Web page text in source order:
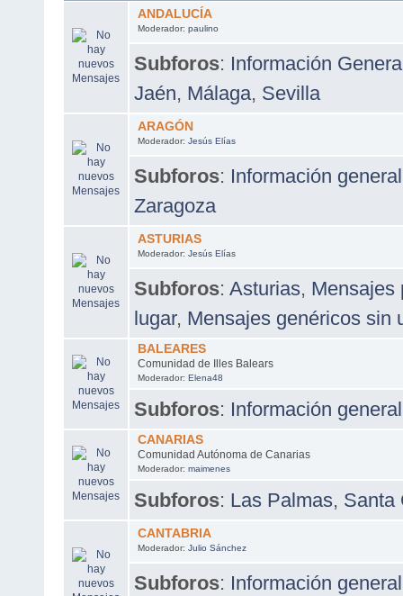
ANDALUCÍA
Moderador: paulino
Subforos: Información
Jaén, Málaga, Sevilla
ARAGÓN
Moderador: Jesús Elías
Subforos: Información general
Zaragoza
ASTURIAS
Moderador: Jesús Elías
Subforos: Asturias, Mensajes
lugar, Mensajes genéricos sin
BALEARES
Comunidad de Illes Balears
Moderador: Elena48
Subforos: Información general
CANARIAS
Comunidad Autónoma de Canarias
Moderador: maimenes
Subforos: Las Palmas, Santa
CANTABRIA
Moderador: Julio Sánchez
Subforos: Información general